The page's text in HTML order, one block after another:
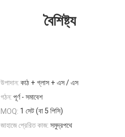
বৈশিষ্ট্য
উপাদান: কাঠ + গ্লাস + এস / এস
গঠন: পূর্ণ - সমাবেশ
MOQ: 1 সেট (বা 5 পিসি)
জাহাজে প্রেরিত কাজ: সমুদ্রপথে